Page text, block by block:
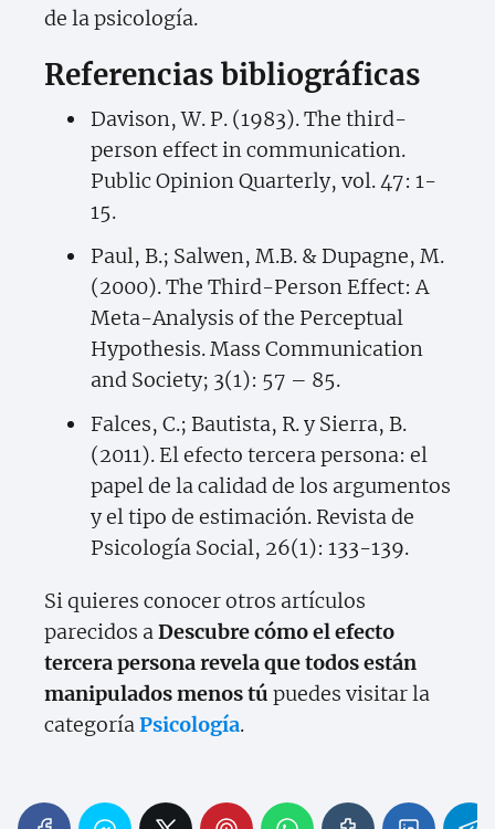
de la psicología.
Referencias bibliográficas
Davison, W. P. (1983). The third-
person effect in communication.
Public Opinion Quarterly, vol. 47: 1-
15.
Paul, B.; Salwen, M.B. & Dupagne, M.
(2000). The Third-Person Effect: A
Meta-Analysis of the Perceptual
Hypothesis. Mass Communication
and Society; 3(1): 57 – 85.
Falces, C.; Bautista, R. y Sierra, B.
(2011). El efecto tercera persona: el
papel de la calidad de los argumentos
y el tipo de estimación. Revista de
Psicología Social, 26(1): 133-139.
Si quieres conocer otros artículos
parecidos aDescubre cómo el efecto
tercera persona revela que todos están
manipulados menos tú puedes visitar la
categoríaPsicología.